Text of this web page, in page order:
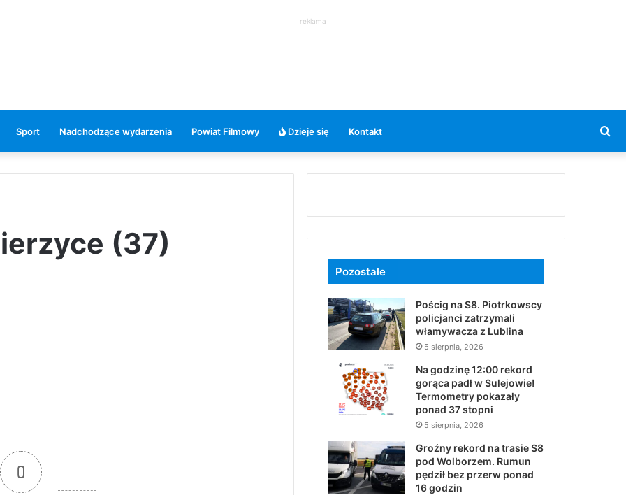
reklama
Sport Nadchodzące wydarzenia Powiat Filmowy Dzieje się Kontakt
(37)
0
Pozostałe
Pościg na S8. Piotrkowscy
policjanci zatrzymali
włamywacza z Lublina
5 sierpnia, 2026
Na godzinę 12:00 rekord
gorąca padł w Sulejowie!
Termometry pokazały
ponad 37 stopni
5 sierpnia, 2026
Groźny rekord na trasie S8
pod Wolborzem. Rumun
pędził bez przerw ponad
16 godzin